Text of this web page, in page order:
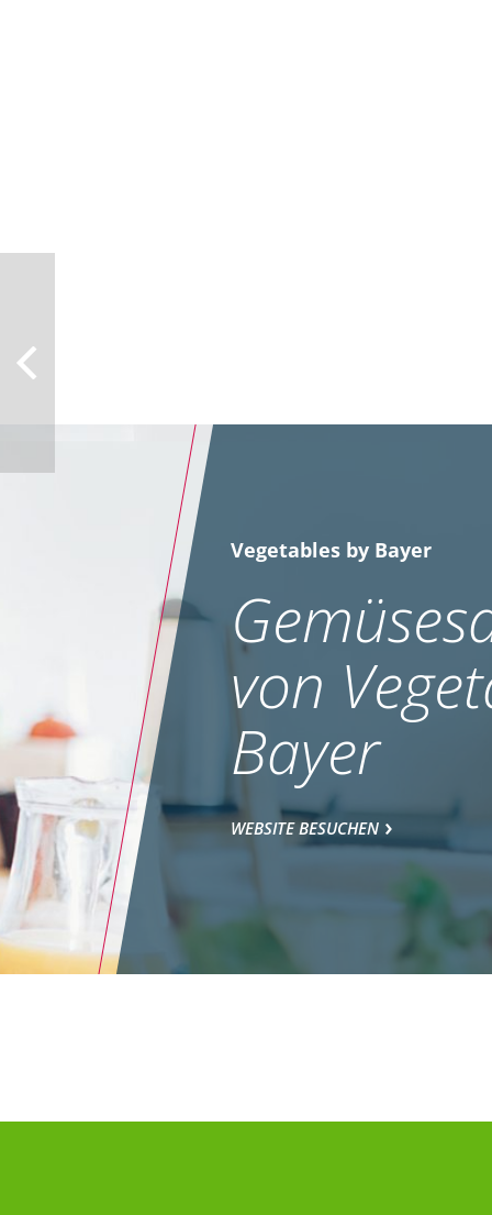
Vegetables by Bayer
von
Bayer
WEBSITE BESUCHEN